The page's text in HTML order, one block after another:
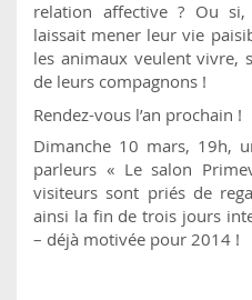
relation affective ? Ou
laissait mener leur vie
les animaux veulent vivre,
de leurs compagnons !
Rendez-vous l’an prochain !
Dimanche 10 mars, 19h,
parleurs « Le salon
visiteurs sont priés de
ainsi la fin de trois jours
– déjà motivée pour 2014 !